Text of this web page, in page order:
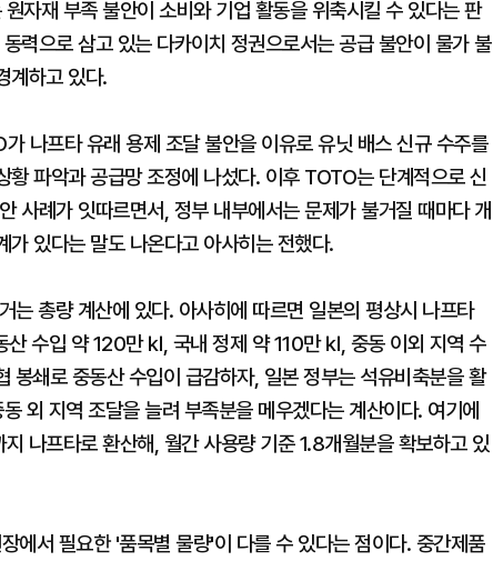
자재 부족 불안이 소비와 기업 활동을 위축시킬 수 있다는 판
력으로 삼고 있는 다카이치 정권으로서는 공급 불안이 물가 불
계하고 있다.
나프타 유래 용제 조달 불안을 이유로 유닛 배스 신규 수주를
황 파악과 공급망 조정에 나섰다. 이후 TOTO는 단계적으로 신
사례가 잇따르면서, 정부 내부에서는 문제가 불거질 때마다 개
있다는 말도 나온다고 아사히는 전했다.
는 총량 계산에 있다. 아사히에 따르면 일본의 평상시 나프타
수입 약 120만 ㎘, 국내 정제 약 110만 ㎘, 중동 이외 지역 수
봉쇄로 중동산 수입이 급감하자, 일본 정부는 석유비축분을 활
외 지역 조달을 늘려 부족분을 메우겠다는 계산이다. 여기에
나프타로 환산해, 월간 사용량 기준 1.8개월분을 확보하고 있
에서 필요한 '품목별 물량'이 다를 수 있다는 점이다. 중간제품